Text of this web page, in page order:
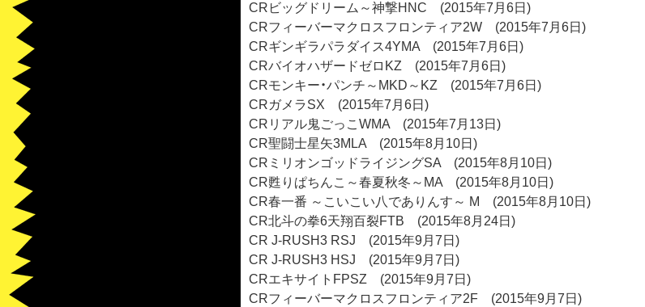
CRビッグドリーム～神撃HNC (2015年7月6日)
CRフィーバーマクロスフロンティア2W (2015年7月6日)
CRギンギラパラダイス4YMA (2015年7月6日)
CRバイオハザードゼロKZ (2015年7月6日)
CRモンキー・パンチ～MKD～KZ (2015年7月6日)
CRガメラSX (2015年7月6日)
CRリアル鬼ごっこWMA (2015年7月13日)
CR聖闘士星矢3MLA (2015年8月10日)
CRミリオンゴッドライジングSA (2015年8月10日)
CR甦りぱちんこ～春夏秋冬～MA (2015年8月10日)
CR春一番 ～こいこい八でありんす～ M (2015年8月10日)
CR北斗の拳6天翔百裂FTB (2015年8月24日)
CR J-RUSH3 RSJ (2015年9月7日)
CR J-RUSH3 HSJ (2015年9月7日)
CRエキサイトFPSZ (2015年9月7日)
CRフィーバーマクロスフロンティア2F (2015年9月7日)